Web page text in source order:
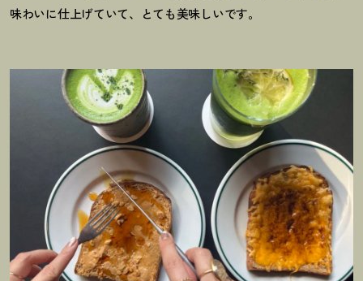
味わいに仕上げていて、とても美味しいです。